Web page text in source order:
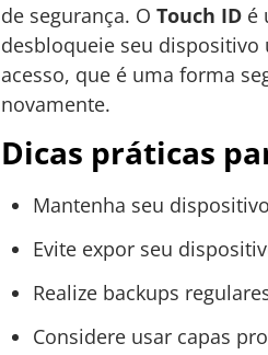
de segurança. O Touch ID é
desbloqueie seu
acesso, que é uma forma
novamente.
Dicas práticas
Mantenha seu
Evite expor seu
Realize backups
Considere usar capas